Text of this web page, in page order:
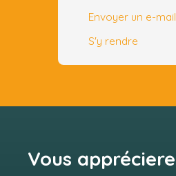
Envoyer un e-mail
S'y rendre
Vous